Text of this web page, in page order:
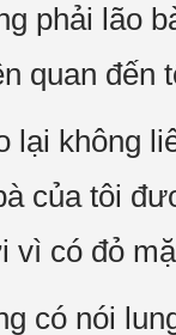
phải lão
quan đến
lại không
của tôi
vì có đỏ
có nói